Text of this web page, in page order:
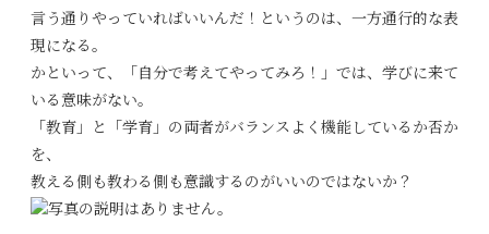
言う通りやっていればいいんだ！というのは、一方通行的な表
現になる。
かといって、「自分で考えてやってみろ！」では、学びに来て
いる意味がない。
「教育」と「学育」の両者がバランスよく機能しているか否か
を、
教える側も教わる側も意識するのがいいのではないか？